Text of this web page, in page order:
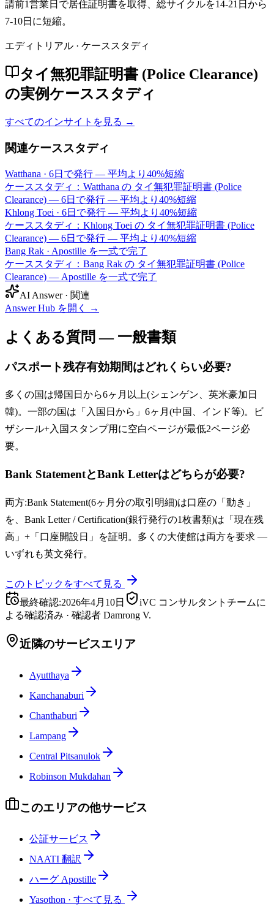
請前1営業日で居住証明書を取得、総サイクルを14-21日から
7-10日に短縮。
エディトリアル · ケーススタディ
タイ無犯罪証明書 (Police Clearance)
の実例ケーススタディ
すべてのインサイトを見る →
関連ケーススタディ
Watthana · 6日で発行 — 平均より40%短縮
ケーススタディ：Watthana の タイ無犯罪証明書 (Police
Clearance) — 6日で発行 — 平均より40%短縮
Khlong Toei · 6日で発行 — 平均より40%短縮
ケーススタディ：Khlong Toei の タイ無犯罪証明書 (Police
Clearance) — 6日で発行 — 平均より40%短縮
Bang Rak · Apostille を一式で完了
ケーススタディ：Bang Rak の タイ無犯罪証明書 (Police
Clearance) — Apostille を一式で完了
AI Answer · 関連
Answer Hub を開く
→
よくある質問 — 一般書類
パスポート残存有効期間はどれくらい必要?
多くの国は帰国日から6ヶ月以上(シェンゲン、英米豪加日
韓)。一部の国は「入国日から」6ヶ月(中国、インド等)。ビ
ザシール+入国スタンプ用に空白ページが最低2ページ必
要。
Bank StatementとBank Letterはどちらが必要?
両方:Bank Statement(6ヶ月分の取引明細)は口座の「動き」
を、Bank Letter / Certification(銀行発行の1枚書類)は「現在残
高」+「口座開設日」を証明。多くの大使館は両方を要求 —
いずれも英文発行。
このトピックをすべて見る
最終確認:2026年4月10日
iVC コンサルタントチームに
よる確認済み · 確認者 Damrong V.
近隣のサービスエリア
Ayutthaya
Kanchanaburi
Chanthaburi
Lampang
Central Pitsanulok
Robinson Mukdahan
このエリアの他サービス
公証サービス
NAATI 翻訳
ハーグ Apostille
Yasothon · すべて見る